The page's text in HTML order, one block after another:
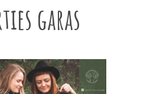
garas